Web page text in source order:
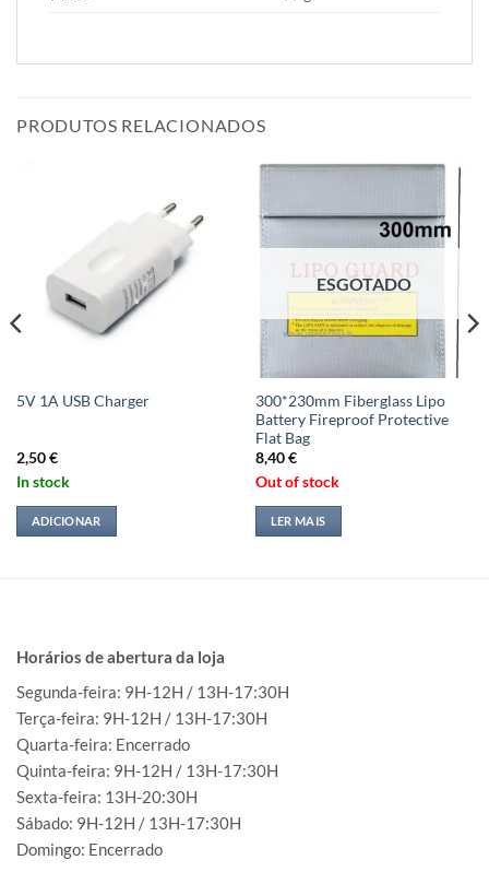
PRODUTOS RELACIONADOS
5V 1A USB Charger
2,50€
In stock
ADICIONAR
ESGOTADO
300*230mm Fiberglass Lipo
Battery Fireproof Protective
Flat Bag
8,40€
Out of stock
LER MAIS
Horários de abertura da loja
Segunda-feira: 9H-12H / 13H-17:30H
Terça-feira: 9H-12H / 13H-17:30H
Quarta-feira: Encerrado
Quinta-feira: 9H-12H / 13H-17:30H
Sexta-feira: 13H-20:30H
Sábado: 9H-12H / 13H-17:30H
Domingo: Encerrado